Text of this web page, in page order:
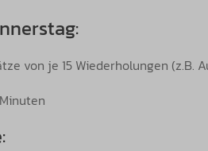
von je 15 Wiederholungen (z.B.